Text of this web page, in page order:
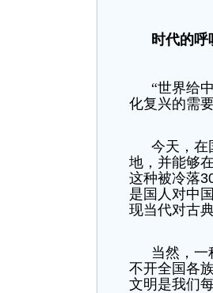
时代的呼
“世界给
化复兴的需
今天，在
地，并能够
这种被冷落
是国人对中
现当代对古
当然，一
不开全国各
文明是我们